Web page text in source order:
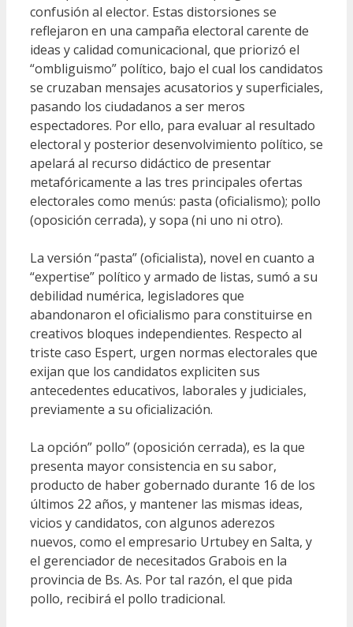
confusión al elector. Estas distorsiones se
reflejaron en una campaña electoral carente de
ideas y calidad comunicacional, que priorizó el
“ombliguismo” político, bajo el cual los candidatos
se cruzaban mensajes acusatorios y superficiales,
pasando los ciudadanos a ser meros
espectadores. Por ello, para evaluar al resultado
electoral y posterior desenvolvimiento político, se
apelará al recurso didáctico de presentar
metafóricamente a las tres principales ofertas
electorales como menús: pasta (oficialismo); pollo
(oposición cerrada), y sopa (ni uno ni otro).
La versión “pasta” (oficialista), novel en cuanto a
“expertise” político y armado de listas, sumó a su
debilidad numérica, legisladores que
abandonaron el oficialismo para constituirse en
creativos bloques independientes. Respecto al
triste caso Espert, urgen normas electorales que
exijan que los candidatos expliciten sus
antecedentes educativos, laborales y judiciales,
previamente a su oficialización.
La opción” pollo” (oposición cerrada), es la que
presenta mayor consistencia en su sabor,
producto de haber gobernado durante 16 de los
últimos 22 años, y mantener las mismas ideas,
vicios y candidatos, con algunos aderezos
nuevos, como el empresario Urtubey en Salta, y
el gerenciador de necesitados Grabois en la
provincia de Bs. As. Por tal razón, el que pida
pollo, recibirá el pollo tradicional.